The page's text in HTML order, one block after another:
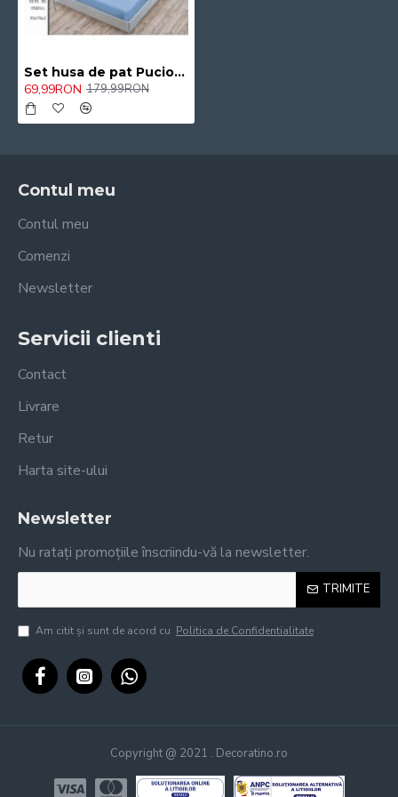
Set husa de pat Pucioasa din finet + 2 fete de perna pentru saltea de 160x200cm 96/CAV
69,99RON 179,99RON
Contul meu
Contul meu
Comenzi
Newsletter
Servicii clienti
Contact
Livrare
Retur
Harta site-ului
Newsletter
Nu ratați promoțiile înscriindu-vă la newsletter.
TRIMITE
Am citit şi sunt de acord cu Politica de Confidentialitate
Copyright @ 2021 . Decoratino.ro